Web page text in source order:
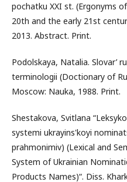
pochatku XXI st. (Ergonyms
20th and the early 21st
2013. Abstract. Print.
Podolskaya, Natalia. Slovar’
terminologii (Doctionary of
Moscow: Nauka, 1988. Print.
Shestakova, Svitlana
systemi ukrayins'koyi
prahmonimiv) (Lexical and
System of Ukrainian
Products Names)“. Diss.